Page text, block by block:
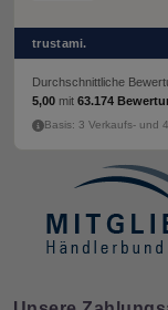
trustami.
Durchschnittliche
5,00 mit 63.174
Basis: 3 Verkaufs- und